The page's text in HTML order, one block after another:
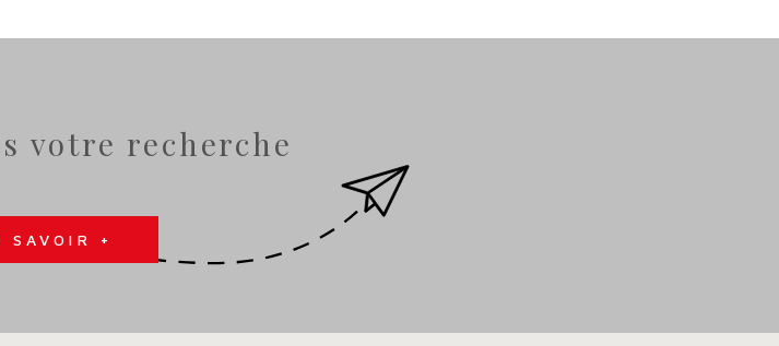
votre recherche
SAVOIR +